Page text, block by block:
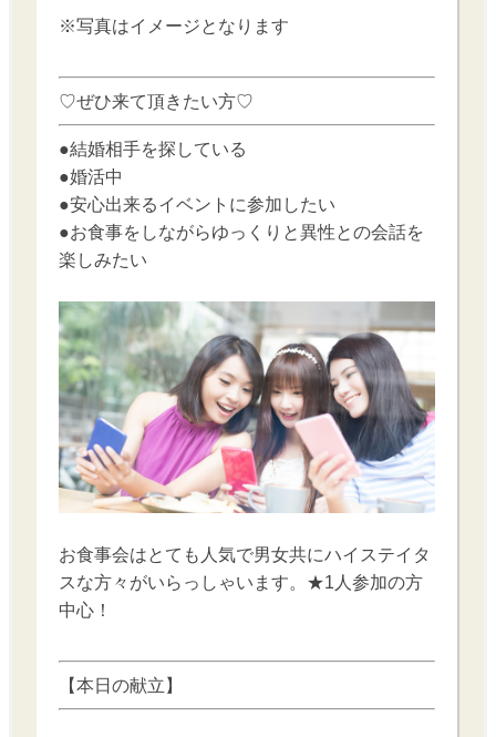
※写真はイメージとなります
♡ぜひ来て頂きたい方♡
●結婚相手を探している
●婚活中
●安心出来るイベントに参加したい
●お食事をしながらゆっくりと異性との会話を
楽しみたい
お食事会はとても人気で男女共にハイステイタ
スな方々がいらっしゃいます。★1人参加の方
中心！
【本日の献立】